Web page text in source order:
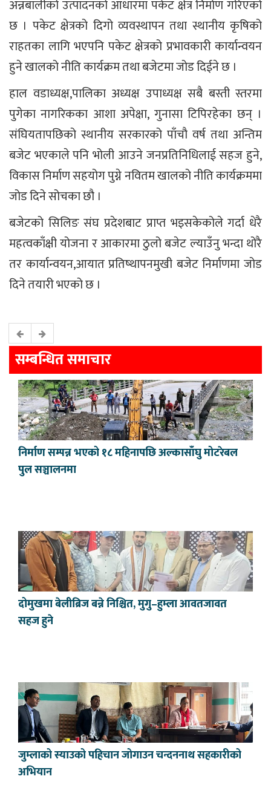
अन्नबालीको उत्पादनको आधारमा पकेट क्षेत्र निर्माण गरिएको
छ । पकेट क्षेत्रको दिगो व्यवस्थापन तथा स्थानीय कृषिको
राहतका लागि भएपनि पकेट क्षेत्रको प्रभावकारी कार्यान्वयन
हुने खालको नीति कार्यक्रम तथा बजेटमा जोड दिईने छ ।
हाल वडाध्यक्ष,पालिका अध्यक्ष उपाध्यक्ष सबै बस्ती स्तरमा
पुगेका नागरिकका आशा अपेक्षा, गुनासा टिपिरहेका छन् ।
संघियतापछिको स्थानीय सरकारको पाँचौ वर्ष तथा अन्तिम
बजेट भएकाले पनि भोली आउने जनप्रतिनिधिलाई सहज हुने,
विकास निर्माण सहयोग पुग्ने नवितम खालको नीति कार्यक्रममा
जोड दिने सोचका छौ ।
बजेटको सिलिङ संघ प्रदेशबाट प्राप्त भइसकेकोले गर्दा धेरै
महत्वकाँक्षी योजना र आकारमा ठुलो बजेट ल्याउँनु भन्दा थोरै
तर कार्यान्वयन,आयात प्रतिष्थापनमुखी बजेट निर्माणमा जोड
दिने तयारी भएको छ ।
सम्बन्धित समाचार
निर्माण सम्पन्न भएको १८ महिनापछि अल्कासाँघु मोटरेबल
पुल सञ्चालनमा
दोमुखमा बेलीब्रिज बन्ने निश्चित, मुगु–हुम्ला आवतजावत
सहज हुने
जुम्लाको स्याउको पहिचान जोगाउन चन्दननाथ सहकारीको
अभियान